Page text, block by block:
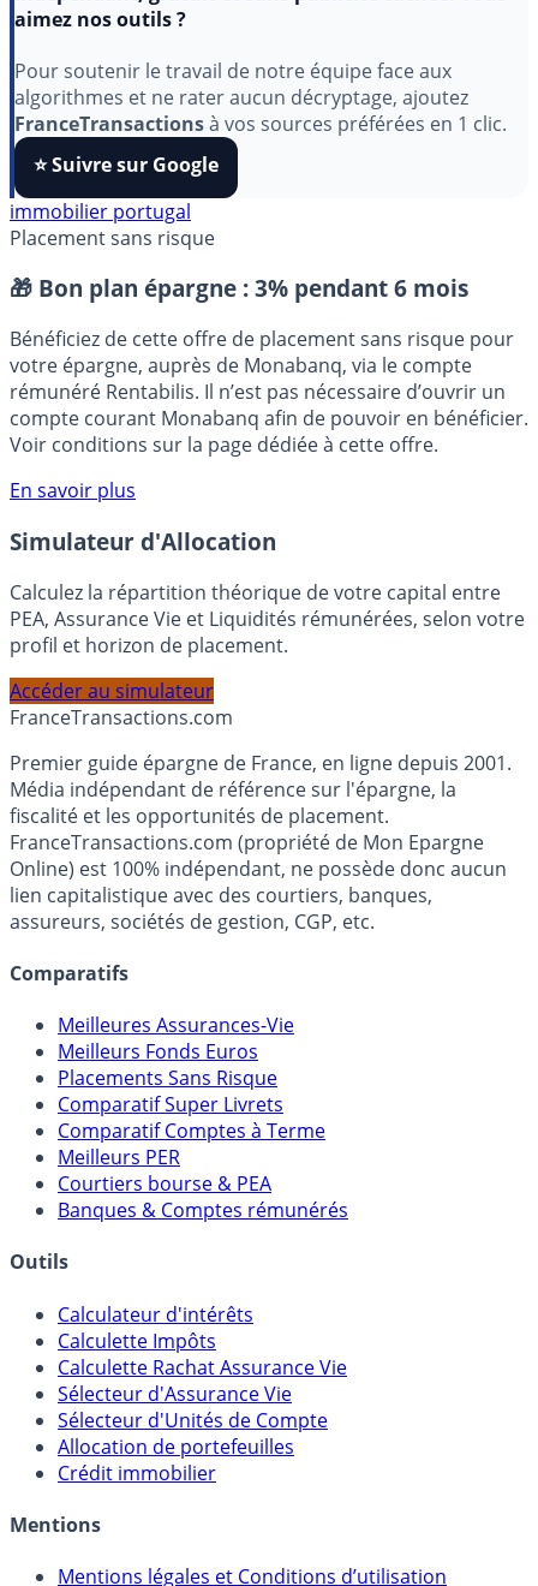
aimez nos outils ?
Pour soutenir le travail de notre équipe face aux
algorithmes et ne rater aucun décryptage, ajoutez
FranceTransactionsà vos sources préférées en 1 clic.
⭐️ Suivre sur Google
Placement sans risque
🎁 Bon plan épargne : 3% pendant 6 mois
Bénéficiez de cette offre de placement sans risque pour
votre épargne, auprès de Monabanq, via le compte
rémunéré Rentabilis. Il n’est pas nécessaire d’ouvrir un
Voir conditions sur la page dédiée à cette offre.
En savoir plus
Simulateur d'Allocation
Calculez la répartition théorique de votre capital entre
PEA, Assurance Vie et Liquidités rémunérées, selon votre
profil et horizon de placement.
FranceTransactions.com
Premier guide épargne de France, en ligne depuis 2001.
Média indépendant de référence sur l'épargne, la
fiscalité et les opportunités de placement.
FranceTransactions.com (propriété de Mon Epargne
Online) est 100% indépendant, ne possède donc aucun
lien capitalistique avec des courtiers, banques,
assureurs, sociétés de gestion, CGP, etc.
Comparatifs
Meilleures Assurances-Vie
Meilleurs Fonds Euros
Placements Sans Risque
Comparatif Super Livrets
Comparatif Comptes à Terme
Meilleurs PER
Banques & Comptes rémunérés
Outils
Calculateur d'intérêts
Calculette Impôts
Calculette Rachat Assurance Vie
Sélecteur d'Assurance Vie
Sélecteur d'Unités de Compte
Crédit immobilier
Mentions